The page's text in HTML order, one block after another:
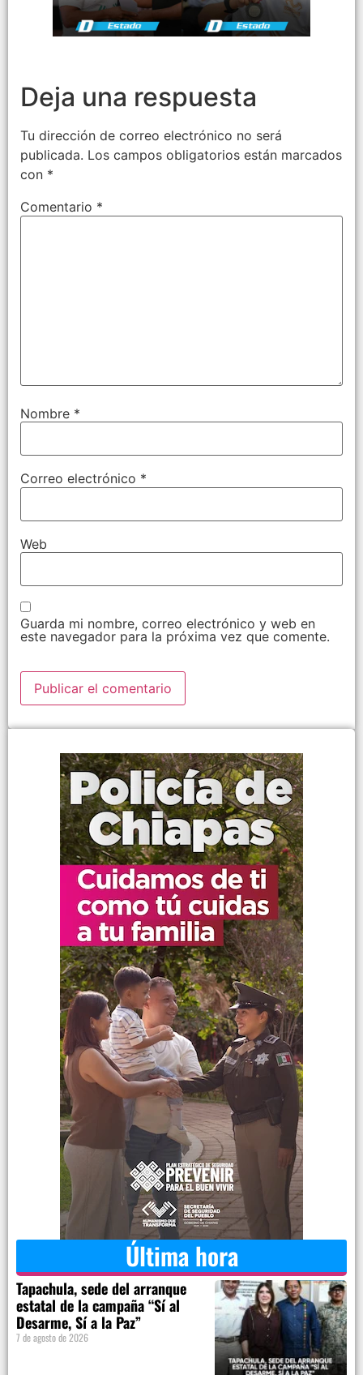
Deja una respuesta
Tu dirección de correo electrónico no será
publicada. Los campos obligatorios están marcados
con *
Comentario *
Nombre *
Correo electrónico *
Web
Guarda mi nombre, correo electrónico y web en
este navegador para la próxima vez que comente.
Última hora
Tapachula, sede del arranque
estatal de la campaña “Sí al
Desarme, Sí a la Paz”
7 de agosto de 2026